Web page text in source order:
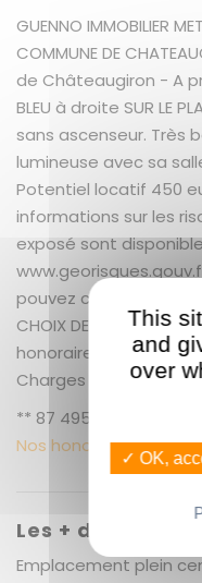
GUENNO IMMOBILIER
COMMUNE DE
de Châteaugiron - A
BLEU à droite SUR LE
sans ascenseur. Très
lumineuse avec sa
Potentiel locatif 450
informations sur les
exposé sont
pouvez contacter:
CHOIX DE BIENS SUR
honoraires de
Charges annuelles : 1
** 87 495 €
Nos honoraires
Les + du bien
Emplacement plein
This
and
over
✓ OK,